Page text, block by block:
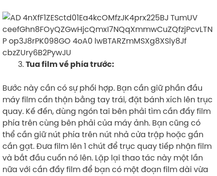
Tua film về phía trước:
Bước này cần có sự phối hợp. Bạn cần giữ phần đầu
máy film cẩn thận bằng tay trái, đặt bánh xích lên trục
quay. Kế đến, dùng ngón tai bên phải tìm cần đẩy film
phía trên cùng bên phải của máy ảnh. Bạn cũng có
thể cần giữ nút phía trên nút nhả cửa trập hoặc gần
cần gạt. Đưa film lên 1 chút để trục quay tiếp nhận film
và bắt đầu cuốn nó lên. Lặp lại thao tác này một lần
nữa với cần đẩy film để bạn có một đoạn film dài vừa